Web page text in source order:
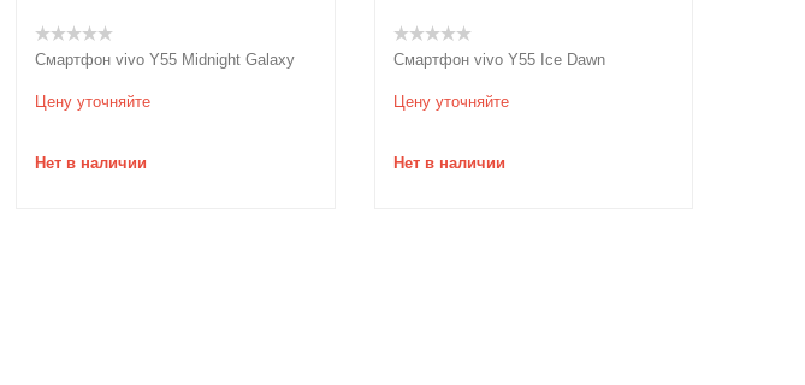
Смартфон vivo Y55 Midnight Galaxy
Цену уточняйте
Нет в наличии
Смартфон vivo Y55 Ice Dawn
Цену уточняйте
Нет в наличии